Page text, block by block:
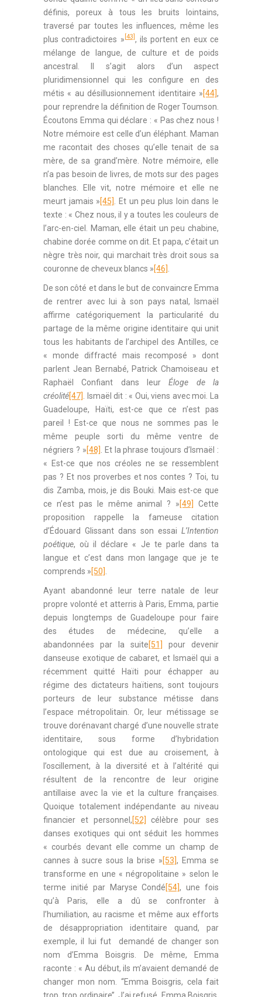
définis, poreux à tous les bruits lointains,
traversé par toutes les influences, même les
plus contradictoires » [43] , ils portent en eux ce
mélange de langue, de culture et de poids
ancestral. Il s’agit alors d’un aspect
pluridimensionnel qui les configure en des
métis « au désillusionnement identitaire »[44],
pour reprendre la définition de Roger Toumson.
Écoutons Emma qui déclare : « Pas chez nous !
Notre mémoire est celle d’un éléphant. Maman
me racontait des choses qu’elle tenait de sa
mère, de sa grand’mère. Notre mémoire, elle
n’a pas besoin de livres, de mots sur des pages
blanches. Elle vit, notre mémoire et elle ne
meurt jamais »[45]
. Et un peu plus loin dans le
texte : « Chez nous, il y a toutes les couleurs de
l’arc-en-ciel. Maman, elle était un peu chabine,
chabine dorée comme on dit. Et papa, c’était un
nègre très noir, qui marchait très droit sous sa
couronne de cheveux blancs »[46]
De son côté et dans le but de convaincre Emma
de rentrer avec lui à son pays natal, Ismaël
affirme catégoriquement la particularité du
partage de la même origine identitaire qui unit
tous les habitants de l’archipel des Antilles, ce
« monde diffracté mais recomposé » dont
parlent Jean Bernabé, Patrick Chamoiseau et
Raphaël Confiant dans leurÉloge de la
créolité[47]
. Ismaël dit : « Oui, viens avec moi. La
Guadeloupe, Haïti, est-ce que ce n’est pas
pareil ! Est-ce que nous ne sommes pas le
même peuple sorti du même ventre de
négriers ? »[48]
. Et la phrase toujours d’Ismaël :
« Est-ce que nos créoles ne se ressemblent
pas ? Et nos proverbes et nos contes ? Toi, tu
dis Zamba, mois, je dis Bouki. Mais est-ce que
ce n’est pas le même animal ? »[49]
Cette
proposition rappelle la fameuse citation
d’Édouard Glissant dans son essai L’Intention
poétique, où il déclare « Je te parle dans ta
langue et c’est dans mon langage que je te
comprends »[50]
Ayant abandonné leur terre natale de leur
propre volonté et atterris à Paris, Emma, partie
depuis longtemps de Guadeloupe pour faire
des études de médecine, qu’elle a
abandonnées par la suite[51]
pour devenir
danseuse exotique de cabaret, et Ismaël qui a
récemment quitté Haïti pour échapper au
régime des dictateurs haïtiens, sont toujours
porteurs de leur substance métisse dans
l’espace métropolitain. Or, leur métissage se
trouve dorénavant chargé d’une nouvelle strate
identitaire, sous forme d’hybridation
ontologique qui est due au croisement, à
l’oscillement, à la diversité et à l’altérité qui
résultent de la rencontre de leur origine
antillaise avec la vie et la culture françaises.
Quoique totalement indépendante au niveau
financier et personnel,[52]
célèbre pour ses
danses exotiques qui ont séduit les hommes
« courbés devant elle comme un champ de
cannes à sucre sous la brise »[53], Emma se
transforme en une « négropolitaine » selon le
terme initié par Maryse Condé[54], une fois
qu’à Paris, elle a dû se confronter à
l’humiliation, au racisme et même aux efforts
de désappropriation identitaire quand, par
exemple, il lui fut demandé de changer son
nom d’Emma Boisgris. De même, Emma
raconte : « Au début, ils m’avaient demandé de
changer mon nom. ‘‘Emma Boisgris, cela fait